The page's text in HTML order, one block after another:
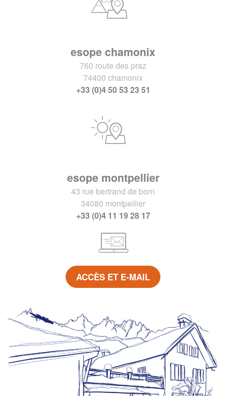
esope chamonix
760 route des praz
74400 chamonix
+33 (0)4 50 53 23 51
esope montpellier
43 rue bertrand de born
34080 montpellier
+33 (0)4 11 19 28 17
ACCÈS ET E-MAIL